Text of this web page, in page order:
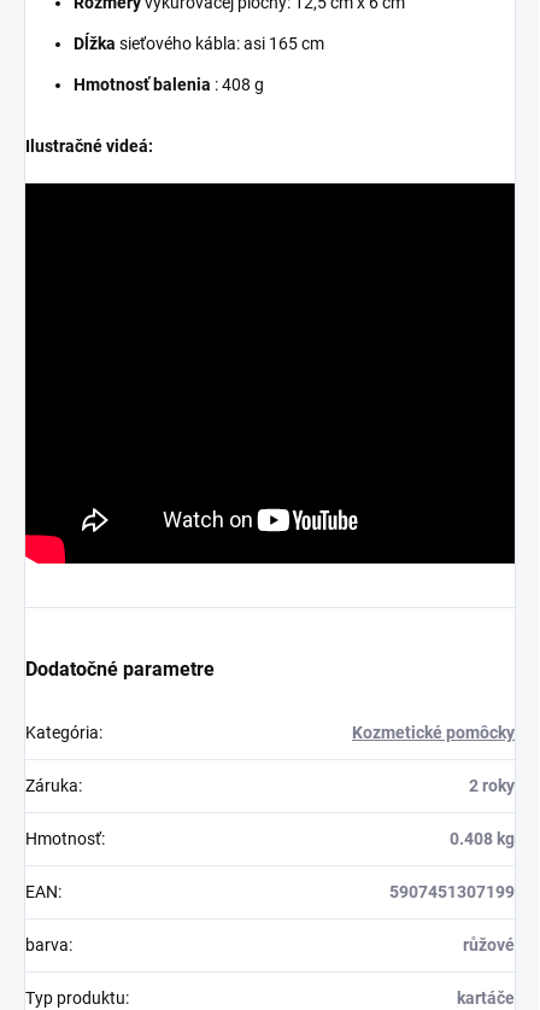
Dĺžka sieťového kábla: asi 165 cm
Hmotnosť balenia : 408 g
Ilustračné videá:
Dodatočné parametre
Kategória: Kozmetické pomôcky
Záruka: 2 roky
Hmotnosť: 0.408 kg
EAN: 5907451307199
barva: růžové
Typ produktu: kartáče